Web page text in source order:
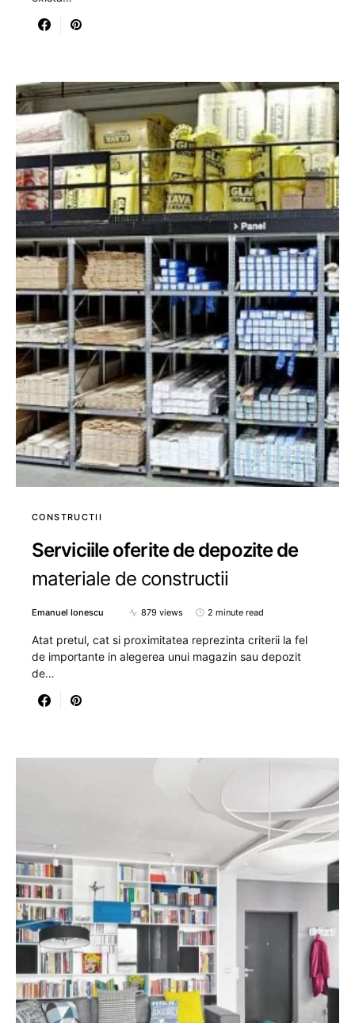
CONSTRUCTII
Serviciile oferite de depozite de
materiale de constructii
Emanuel Ionescu 879 views 2 minute read
Atat pretul, cat si proximitatea reprezinta criterii la fel
de importante in alegerea unui magazin sau depozit
de…